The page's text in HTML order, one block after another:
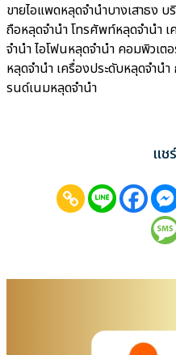
ขายไอแพดหลุดจำนำบางเสาธง
ถือหลุดจำนำ โทรศัพท์หลุดจำนำ
จำนำ ไอโฟนหลุดจำนำ คอมพิวเ
หลุดจำนำ เครื่องประดับหลุดจำน
รนด์เนมหลุดจำนำ
แช